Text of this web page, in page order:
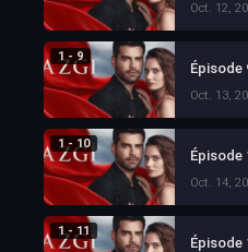
Oct. 12,
1 - 9
Épisode
Oct. 13,
1 - 10
Épisode
Oct. 14,
1 - 11
Épisode